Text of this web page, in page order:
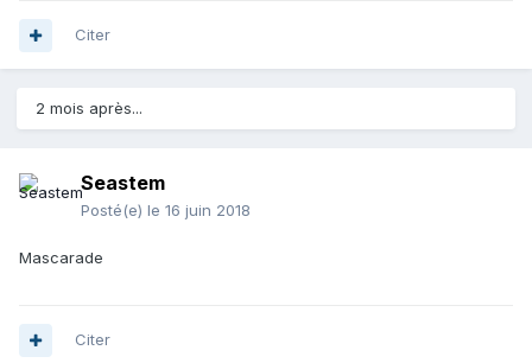
Citer
2 mois après...
Seastem
Posté(e) le 16 juin 2018
Mascarade
Citer